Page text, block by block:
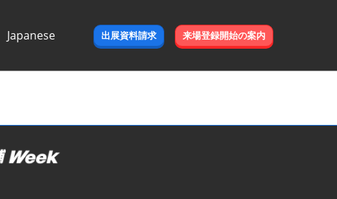
Japanese
出展資料請求 来場登録開始の案内